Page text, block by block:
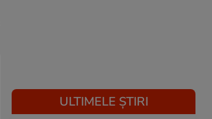
ULTIMELE ȘTIRI